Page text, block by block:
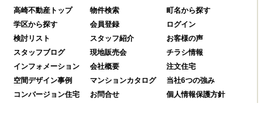
高崎不動産トップ 物件検索
町名から探す
学区から探す
会員登録
ログイン
検討リスト
スタッフ紹介
お客様の声
スタッフブログ
現地販売会
チラシ情報
インフォメーション
会社概要
注文住宅
空間デザイン事例
マンションカタログ
当社6つの強み
コンバージョン住宅
お問合せ 個人情報保護方針